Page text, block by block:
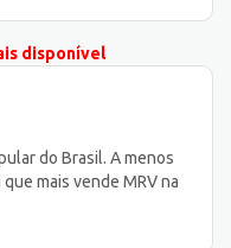
disponível
do Brasil. A menos
mais vende MRV na